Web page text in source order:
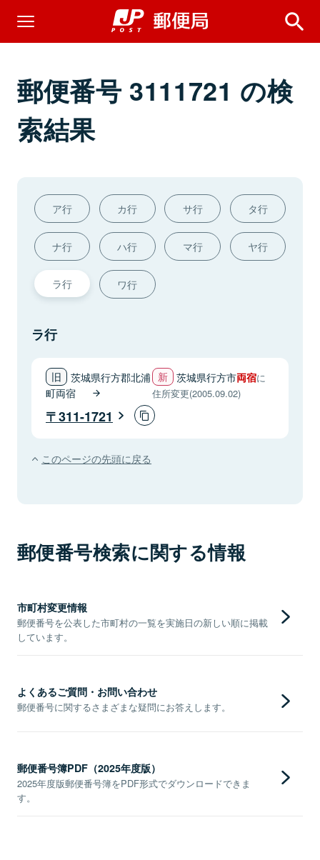
郵便番号 3111721 の検
索結果
ア行 カ行 サ行 タ行
ナ行 ハ行 マ行 ヤ行
ラ行 ワ行
ラ行
茨城県行方郡北浦
町両宿
茨城県行方市両宿に
住所変更(2005.09.02)
311-1721
このページの先頭に戻る
郵便番号検索に関する情報
市町村変更情報
郵便番号を公表した市町村の一覧を実施日の新しい順に掲載
しています。
よくあるご質問・お問い合わせ
郵便番号に関するさまざまな疑問にお答えします。
郵便番号簿PDF（2025年度版）
2025年度版郵便番号簿をPDF形式でダウンロードできま
す。